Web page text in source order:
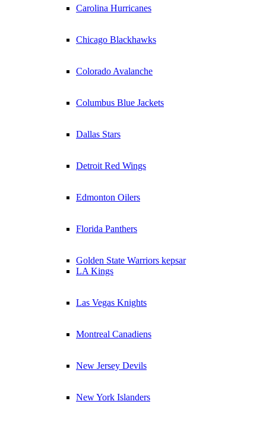
Carolina Hurricanes
Chicago Blackhawks
Colorado Avalanche
Columbus Blue Jackets
Dallas Stars
Detroit Red Wings
Edmonton Oilers
Florida Panthers
Golden State Warriors kepsar
LA Kings
Las Vegas Knights
Montreal Canadiens
New Jersey Devils
New York Islanders